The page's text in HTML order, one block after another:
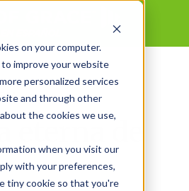
on your computer.
improve your website
personalized services
and through other
the cookies we use,
when you visit our
with your preferences,
tiny cookie so that you're
eterna de